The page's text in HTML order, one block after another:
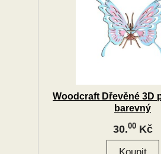
Woodcraft Dřevěné 3D
barevný
30.00Kč